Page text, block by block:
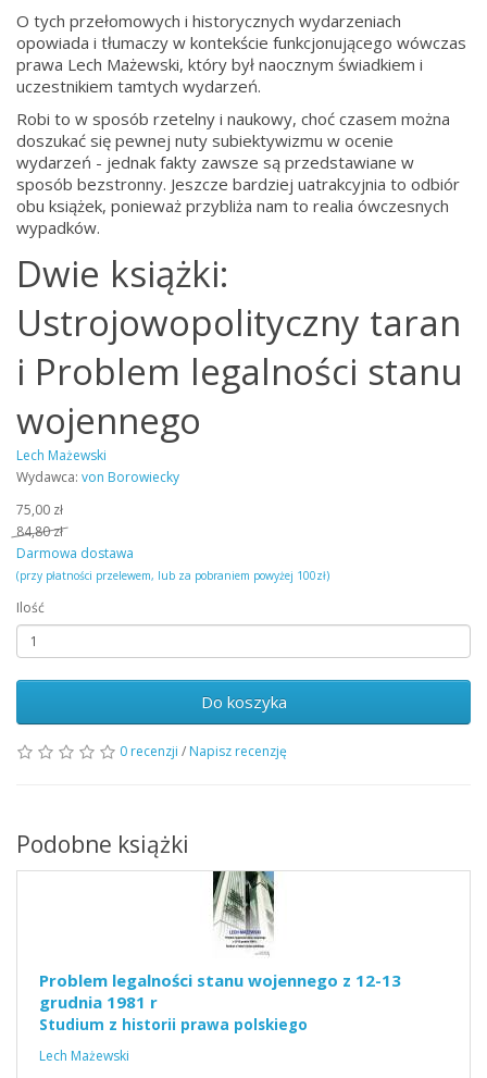
O tych przełomowych i historycznych wydarzeniach
opowiada i tłumaczy w kontekście funkcjonującego wówczas
prawa Lech Mażewski, który był naocznym świadkiem i
uczestnikiem tamtych wydarzeń.
Robi to w sposób rzetelny i naukowy, choć czasem można
doszukać się pewnej nuty subiektywizmu w ocenie
wydarzeń - jednak fakty zawsze są przedstawiane w
sposób bezstronny. Jeszcze bardziej uatrakcyjnia to odbiór
obu książek, ponieważ przybliża nam to realia ówczesnych
wypadków.
Dwie książki:
Ustrojowopolityczny taran
i Problem legalności stanu
wojennego
Lech Mażewski
Wydawca: von Borowiecky
75,00 zł
84,80 zł
Darmowa dostawa
(przy płatności przelewem, lub za pobraniem powyżej 100zł)
Ilość
Do koszyka
0 recenzji / Napisz recenzję
Podobne książki
Problem legalności stanu wojennego z 12-13
grudnia 1981 r
Studium z historii prawa polskiego
Lech Mażewski